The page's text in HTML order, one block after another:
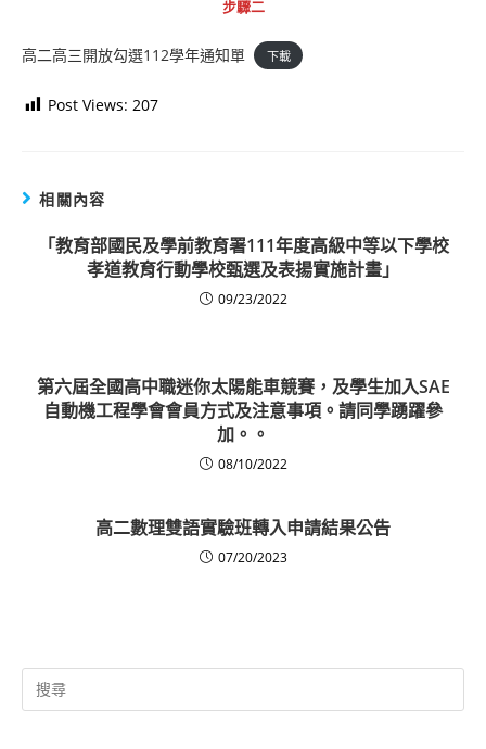
步驟二
高二高三開放勾選112學年通知單 下載
Post Views: 207
相關內容
「教育部國民及學前教育署111年度高級中等以下學校
孝道教育行動學校甄選及表揚實施計畫」
09/23/2022
第六屆全國高中職迷你太陽能車競賽，及學生加入SAE
自動機工程學會會員方式及注意事項。請同學踴躍參
加。。
08/10/2022
高二數理雙語實驗班轉入申請結果公告
07/20/2023
Search
for: